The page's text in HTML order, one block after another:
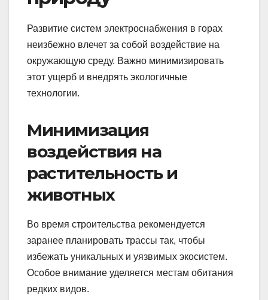
Развитие систем электроснабжения в горах
неизбежно влечет за собой воздействие на
окружающую среду. Важно минимизировать
этот ущерб и внедрять экологичные
технологии.
Минимизация
воздействия на
растительность и
животных
Во время строительства рекомендуется
заранее планировать трассы так, чтобы
избежать уникальных и уязвимых экосистем.
Особое внимание уделяется местам обитания
редких видов.